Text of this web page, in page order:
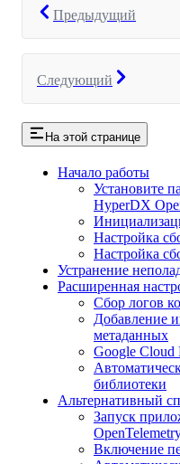
Предыдущий
Следующий
На этой странице
Начало работы
Установите
HyperDX
Настройка
Настройка
Устранение
Расширенная
Сбор логов
Добавление
метаданных
Google Cloud
библиотеки
Альтернативный
Запуск
Включение